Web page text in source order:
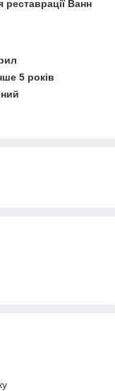
реставрації Ванн
5 років